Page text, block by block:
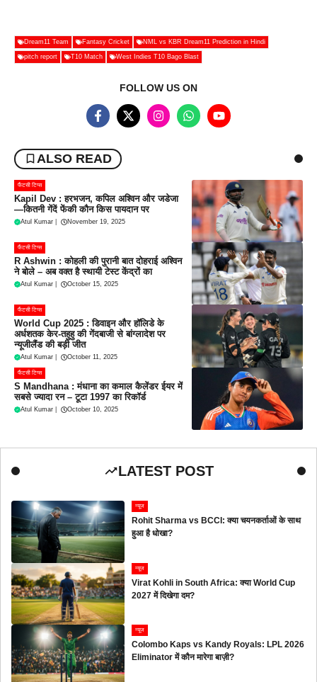
Dream11 Team Fantasy Cricket NML vs KBR Dream11 Prediction in Hindi
pitch report T10 Match West Indies T10 Bago Blast
FOLLOW US ON
ALSO READ
फैंटसी टिप्स
Kapil Dev : हरभजन, कपिल अश्विन और जडेजा
—कितनी गेंदें फेंकी कौन किस पायदान पर
Atul Kumar November 19, 2025
फैंटसी टिप्स
R Ashwin : कोहली की पुरानी बात दोहराई अश्विन
ने बोले – अब वक्त है स्थायी टेस्ट केंद्रों का
Atul Kumar October 15, 2025
फैंटसी टिप्स
World Cup 2025 : डिवाइन और हॉलिडे के
अर्धशतक केर-तहुहु की गेंदबाजी से बांग्लादेश पर
न्यूजीलैंड की बड़ी जीत
Atul Kumar October 11, 2025
फैंटसी टिप्स
S Mandhana : मंधाना का कमाल कैलेंडर ईयर में
सबसे ज्यादा रन – टूटा 1997 का रिकॉर्ड
Atul Kumar October 10, 2025
LATEST POST
न्यूज
Rohit Sharma vs BCCI: क्या चयनकर्ताओं के साथ
हुआ है धोखा?
न्यूज
Virat Kohli in South Africa: क्या World Cup
2027 में दिखेगा दम?
न्यूज
Colombo Kaps vs Kandy Royals: LPL 2026
Eliminator में कौन मारेगा बाज़ी?